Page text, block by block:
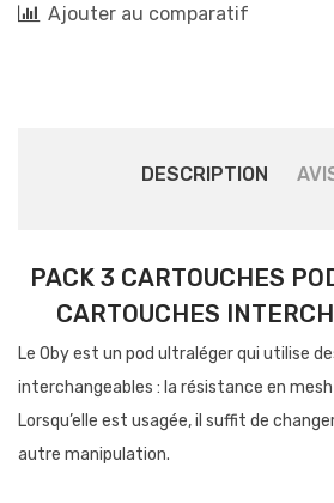
Ajouter au comparatif
DESCRIPTION
PACK 3 CARTOUCHES
CARTOUCHES
Le Oby est un pod ultraléger qui utilise
interchangeables : la résistance en
Lorsqu’elle est usagée, il suffit de
autre manipulation.